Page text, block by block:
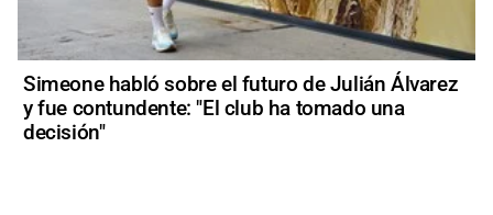
Simeone habló sobre el futuro de Julián Álvarez
y fue contundente: "El club ha tomado una
decisión"